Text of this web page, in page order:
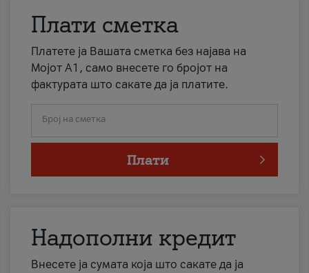
Плати сметка
Платете ја Вашата сметка без најава на
Мојот А1, само внесете го бројот на
фактурата што сакате да ја платите.
Број на сметка
Плати
Надополни кредит
Внесете ја сумата која што сакате да ја